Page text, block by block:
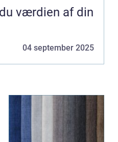
værdien af din
04 september 2025